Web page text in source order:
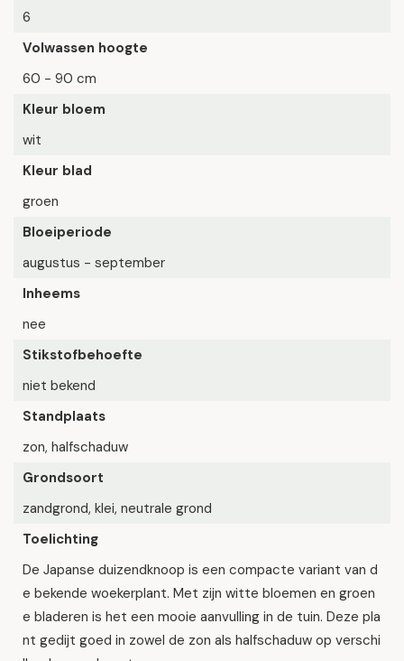
6
Volwassen hoogte
60 - 90 cm
Kleur bloem
wit
Kleur blad
groen
Bloeiperiode
augustus - september
Inheems
nee
Stikstofbehoefte
niet bekend
Standplaats
zon, halfschaduw
Grondsoort
zandgrond, klei, neutrale grond
Toelichting
De Japanse duizendknoop is een compacte variant van d
e bekende woekerplant. Met zijn witte bloemen en groen
e bladeren is het een mooie aanvulling in de tuin. Deze pla
nt gedijt goed in zowel de zon als halfschaduw op verschi